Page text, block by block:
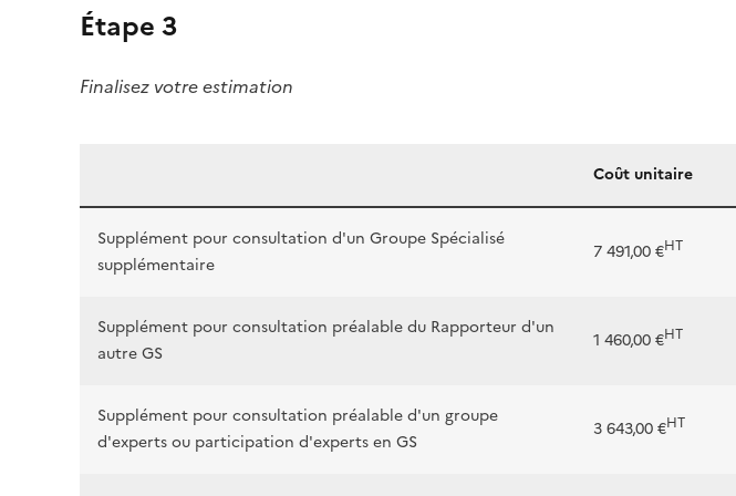
Étape 3
Finalisez votre estimation
Coût unitaire
Supplément pour consultation d'un Groupe Spécialisé
supplémentaire
7 491,00 €HT
Supplément pour consultation préalable du Rapporteur d'un
autre GS
1 460,00 €HT
Supplément pour consultation préalable d'un groupe
d'experts ou participation d'experts en GS
3 643,00 €HT